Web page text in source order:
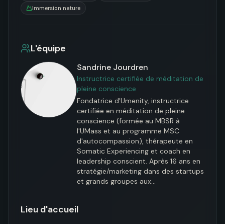
Immersion nature
L'équipe
Sandrine Jourdren
Instructrice certifiée de méditation de
pleine conscience
Fondatrice d'Umenity, instructrice
certifiée en méditation de pleine
conscience (formée au MBSR à
l'UMass et au programme MSC
d'autocompassion), thérapeute en
Somatic Experiencing et coach en
leadership conscient. Après 16 ans en
stratégie/marketing dans des startups
et grands groupes aux…
Lieu d'accueil